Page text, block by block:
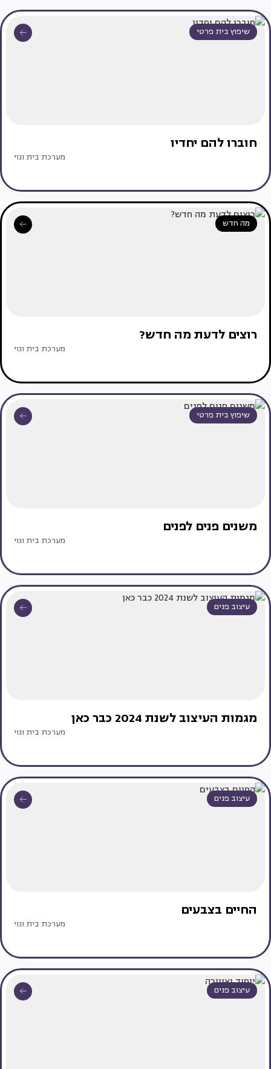
שיפוץ בית פרטי
חוברו להם יחדיו
מערכת בית ונוי
מה חדש
רוצים לדעת מה חדש?
מערכת בית ונוי
שיפוץ בית פרטי
משנים פנים לפנים
מערכת בית ונוי
עיצוב פנים
מגמות העיצוב לשנת 2024 כבר כאן
מערכת בית ונוי
עיצוב פנים
החיים בצבעים
מערכת בית ונוי
עיצוב פנים